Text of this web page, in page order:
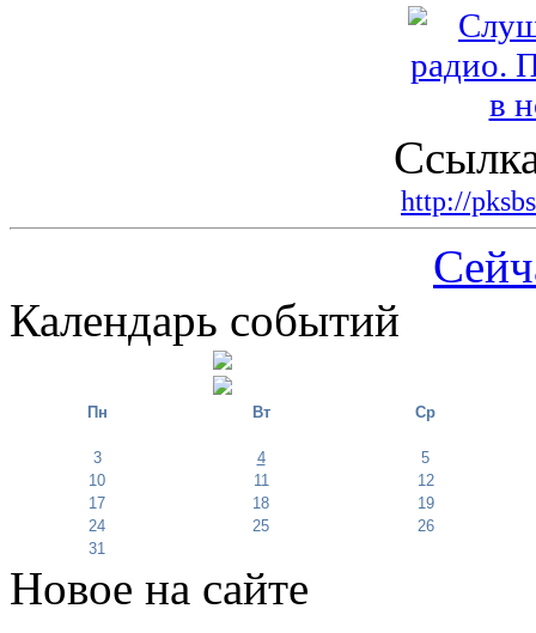
http://
Календарь событий
Пн Вт Ср
3 4
5
10
11
12
17
18
19
24
25
26
31
Новое на сайте